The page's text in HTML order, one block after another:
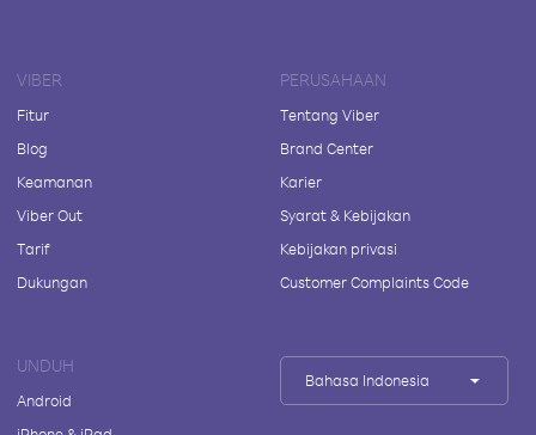
VIBER
Fitur
Blog
Keamanan
Viber Out
Tarif
Dukungan
PERUSAHAAN
Tentang Viber
Brand Center
Karier
Syarat & Kebijakan
Kebijakan privasi
Customer Complaints Code
UNDUH
Android
Bahasa Indonesia